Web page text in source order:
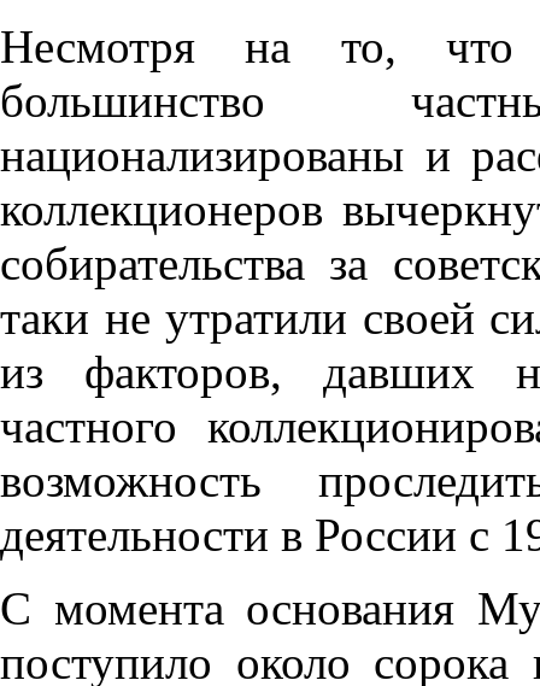
Несмотря на то, что
большинство
национализированы и
коллекционеров
собирательства за
таки не утратили своей
из факторов, давших
частного
возможность
деятельности в России с
С момента основания
поступило около